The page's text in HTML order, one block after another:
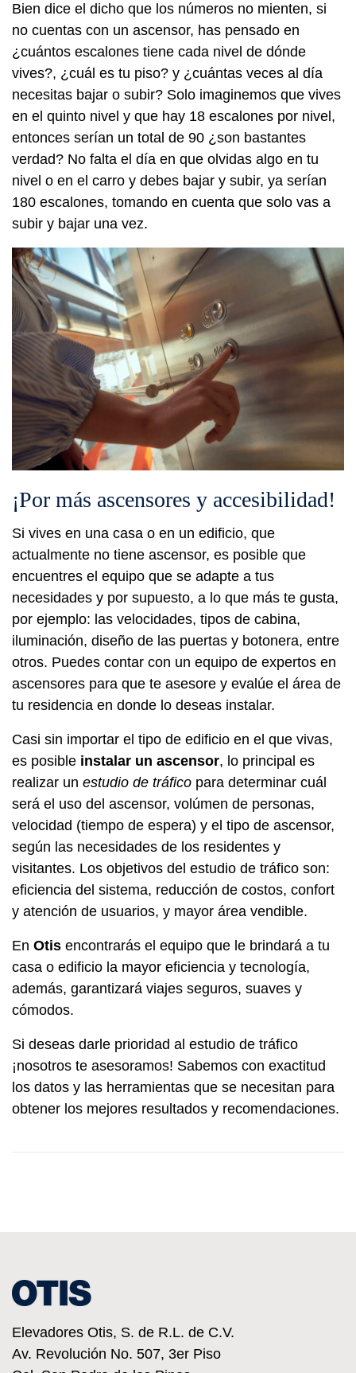
Bien dice el dicho que los números no mienten, si
no cuentas con un ascensor, has pensado en
¿cuántos escalones tiene cada nivel de dónde
vives?, ¿cuál es tu piso? y ¿cuántas veces al día
necesitas bajar o subir? Solo imaginemos que vives
en el quinto nivel y que hay 18 escalones por nivel,
entonces serían un total de 90 ¿son bastantes
verdad? No falta el día en que olvidas algo en tu
nivel o en el carro y debes bajar y subir, ya serían
180 escalones, tomando en cuenta que solo vas a
subir y bajar una vez.
¡Por más ascensores y accesibilidad!
Si vives en una casa o en un edificio, que
actualmente no tiene ascensor, es posible que
encuentres el equipo que se adapte a tus
necesidades y por supuesto, a lo que más te gusta,
por ejemplo: las velocidades, tipos de cabina,
iluminación, diseño de las puertas y botonera, entre
otros. Puedes contar con un equipo de expertos en
ascensores para que te asesore y evalúe el área de
tu residencia en donde lo deseas instalar.
Casi sin importar el tipo de edificio en el que vivas,
es posible instalar un ascensor, lo principal es
realizar un estudio de tráfico para determinar cuál
será el uso del ascensor, volúmen de personas,
velocidad (tiempo de espera) y el tipo de ascensor,
según las necesidades de los residentes y
visitantes. Los objetivos del estudio de tráfico son:
eficiencia del sistema, reducción de costos, confort
y atención de usuarios, y mayor área vendible.
En Otis encontrarás el equipo que le brindará a tu
casa o edificio la mayor eficiencia y tecnología,
además, garantizará viajes seguros, suaves y
cómodos.
Si deseas darle prioridad al estudio de tráfico
¡nosotros te asesoramos! Sabemos con exactitud
los datos y las herramientas que se necesitan para
obtener los mejores resultados y recomendaciones.
Elevadores Otis, S. de R.L. de C.V.
Av. Revolución No. 507, 3er Piso